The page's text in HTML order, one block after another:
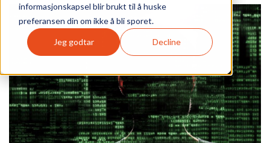
informasjonskapsel blir brukt til å huske
preferansen din om ikke å bli sporet.
Jeg godtar Decline